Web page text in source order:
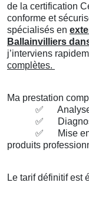
de la certification
conforme et
spécialisés en
Ballainvilliers
j’interviens
complètes.
Ma prestation
✅
✅
✅
Mise
produits
Le tarif définitif est